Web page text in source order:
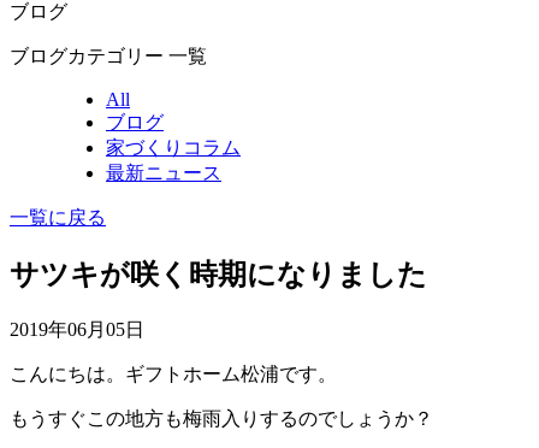
ブログ
ブログカテゴリー 一覧
All
ブログ
家づくりコラム
最新ニュース
一覧に戻る
サツキが咲く時期になりました
2019年06月05日
こんにちは。ギフトホーム松浦です。
もうすぐこの地方も梅雨入りするのでしょうか？